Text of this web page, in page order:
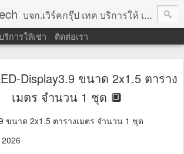
บจก.เวิร์คกรุ๊ป เทค บริการให้ เช่าคอมพิวเตอร์ โน้ตบุ๊ค โปรเจคเตอร์ ทีวีจอแบน จอทัชสกรีน ตู้คีออส วีดีโอวอล และอุปกรณ์อื่น ๆ บริการให้เช่าเป็น รายวัน
การให้เช่า ติดต่อเรา
Display3.9 ขนาด 2x1.5 ตาราง
เมตร จำนวน 1 ชุด 🔲
ขนาด 2x1.5 ตารางเมตร จำนวน 1 ชุด